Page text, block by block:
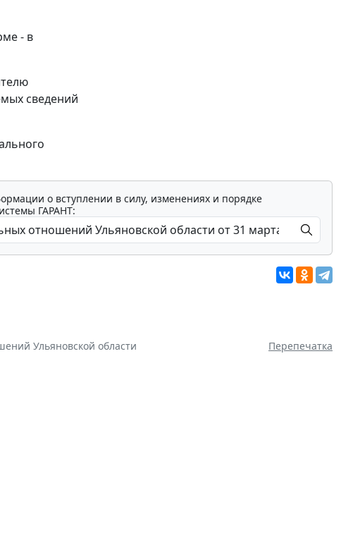
- в
сведений
о вступлении в силу, изменениях и порядке
ГАРАНТ:
Ульяновской области Перепечатка